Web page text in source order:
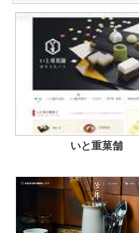
いと重菓舗